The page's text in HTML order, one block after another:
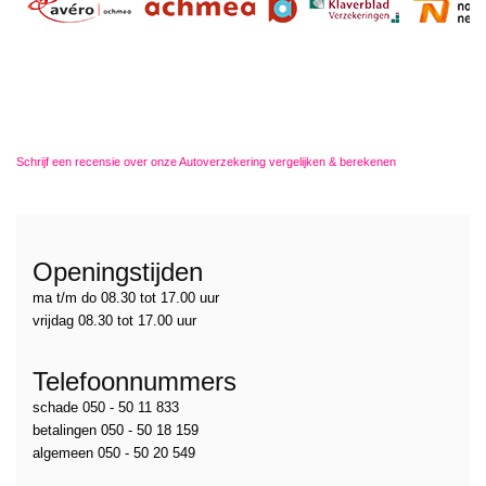
Schrijf een recensie over onze Autoverzekering vergelijken & berekenen
Openingstijden
ma t/m do 08.30 tot 17.00 uur
vrijdag 08.30 tot 17.00 uur
Telefoonnummers
schade 050 - 50 11 833
betalingen 050 - 50 18 159
algemeen 050 - 50 20 549